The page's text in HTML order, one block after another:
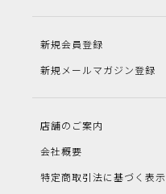
新規会員登録
新規メールマガジン登録
店舗のご案内
会社概要
特定商取引法に基づく表示